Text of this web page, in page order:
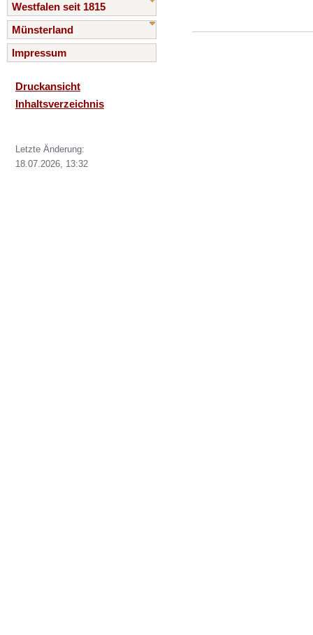
Westfalen seit 1815
Münsterland
Impressum
Druckansicht
Inhaltsverzeichnis
Letzte Änderung:
18.07.2026, 13:32